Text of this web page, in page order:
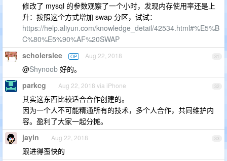
修改了 mysql 的参数观察了一个小时，发现内存使用率还是上
升：按照这个方式增加 swap 分区，试试：
https://help.aliyun.com/knowledge_detail/42534.html#%E5%B
C%80%E5%90%AF%20SWAP
31
scholerslee OP Aug 22, 2018
@Shynoob 好的。
32
parkcg Aug 22, 2018 via iPhone
其实这东西比较适合合作创建的。
因为一个人不可能精通所有的技术，多个人合作，共同维护内
容。盈利了大家一起分摊。
33
jayin Aug 22, 2018
跟进得蛮快的